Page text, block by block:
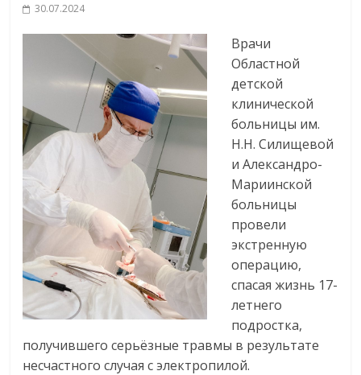
30.07.2024
Врачи
Областной
детской
клинической
больницы им.
Н.Н. Силищевой
и Александро-
Мариинской
больницы
провели
экстренную
операцию,
спасая жизнь 17-
летнего
подростка,
получившего серьёзные травмы в результате
несчастного случая с электропилой.